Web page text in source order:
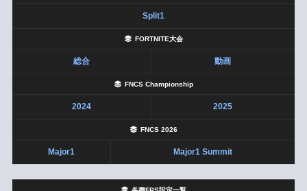
Split1
FORTNITE大会
総合 動画
FNCS Championship
2024 2025
FNCS 2026
Major1 Major1 Summit